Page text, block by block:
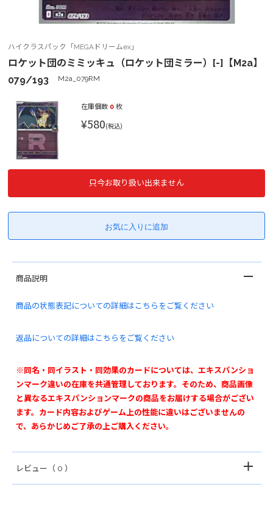
ハイクラスパック「MEGAドリームex」
ロケット団のミミッキュ（ロケット団ミラー）[-]【M2a】
079/193
M2a_079RM
在庫個数 0 枚
¥580(税込)
只今お取り扱い出来ません
商品説明
商品の状態表記についての詳細はこちらをご覧ください
返品についての詳細はこちらをご覧ください
※同名・同イラスト・同効果のカードについては、エキスパンショ
ンマーク違いの在庫を共通管理しております。そのため、商品画像
と異なるエキスパンションマークの商品をお届けする場合がござい
ます。カード内容およびゲーム上の性能に違いはございませんの
で、あらかじめご了承の上ご購入ください。
レビュー （ 0 ）